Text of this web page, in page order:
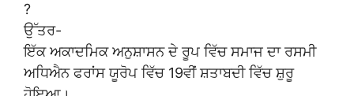
?
ਉੱਤਰ-
ਇੱਕ ਅਕਾਦਮਿਕ ਅਨੁਸ਼ਾਸਨ ਦੇ ਰੂਪ ਵਿੱਚ ਸਮਾਜ ਦਾ ਰਸਮੀ
ਅਧਿਐਨ ਫਰਾਂਸ ਯੂਰੋਪ ਵਿੱਚ 19ਵੀਂ ਸ਼ਤਾਬਦੀ ਵਿੱਚ ਸ਼ੁਰੂ